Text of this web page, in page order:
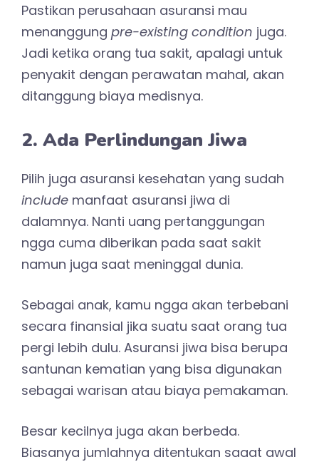
Pastikan perusahaan asuransi mau
menanggung pre-existing condition juga.
Jadi ketika orang tua sakit, apalagi untuk
penyakit dengan perawatan mahal, akan
ditanggung biaya medisnya.
2. Ada Perlindungan Jiwa
Pilih juga asuransi kesehatan yang sudah
include manfaat asuransi jiwa di
dalamnya. Nanti uang pertanggungan
ngga cuma diberikan pada saat sakit
namun juga saat meninggal dunia.
Sebagai anak, kamu ngga akan terbebani
secara finansial jika suatu saat orang tua
pergi lebih dulu. Asuransi jiwa bisa berupa
santunan kematian yang bisa digunakan
sebagai warisan atau biaya pemakaman.
Besar kecilnya juga akan berbeda.
Biasanya jumlahnya ditentukan saaat awal